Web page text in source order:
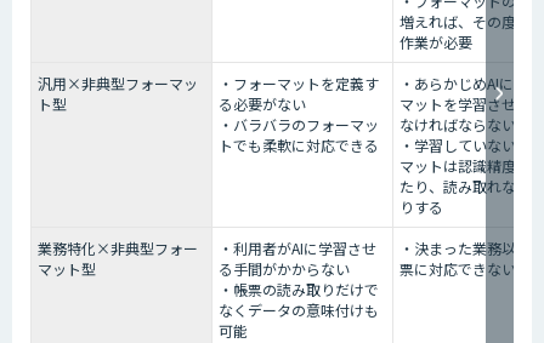
増えれば、その度に
作業が必要
汎用×非典型フォーマッ
ト型
・フォーマットを定義す
る必要がない
・バラバラのフォーマッ
トでも柔軟に対応できる
・あらかじめAIにフ
マットを学習させて
なければならない
・学習していないフ
マットは認識精度が
たり、読み取れなか
りする
業務特化×非典型フォー
マット型
・利用者がAIに学習させ
る手間がかからない
・帳票の読み取りだけで
なくデータの意味付けも
可能
・決まった業務以外
票に対応できない